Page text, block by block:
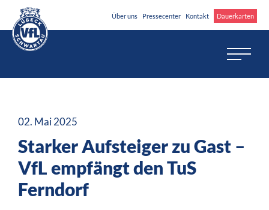
Über uns Pressecenter Kontakt Dauerkarten
02. Mai 2025
Starker Aufsteiger zu Gast –
VfL empfängt den TuS
Ferndorf